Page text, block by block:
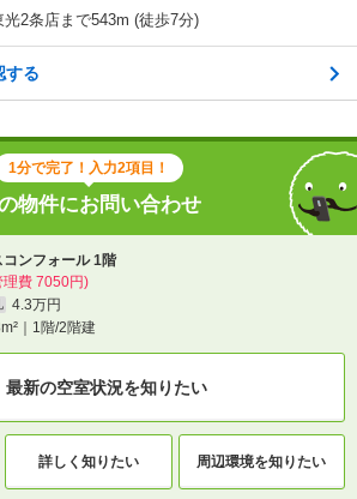
図を見る
気軌道バス/東光１条３丁目 歩3分
北本線/旭川駅 歩45分
1分で完了！入力2項目！
物件にお問い合わせ
ンフォール 1階
理費 7050円)
4.3万円
｜1階/2階建
最新の空室状況を知りたい
2条店まで543m (徒歩7分)
する
1分で完了！入力2項目！
物件にお問い合わせ
コンフォール 1階
理費 7050円)
4.3万円
｜1階/2階建
最新の空室状況を知りたい
詳しく知りたい 周辺環境を知りたい